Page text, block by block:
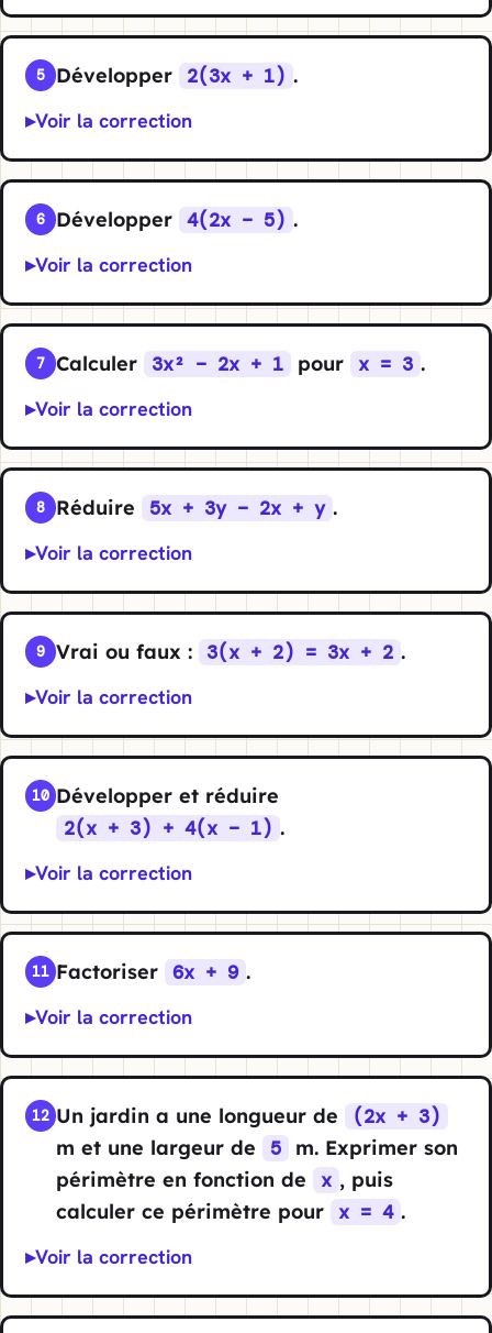
5 Développer 2(3x + 1) .
Voir la correction
6 Développer 4(2x − 5) .
Voir la correction
7 Calculer 3x² − 2x + 1 pour x = 3 .
Voir la correction
8 Réduire 5x + 3y − 2x + y .
Voir la correction
9 Vrai ou faux : 3(x + 2) = 3x + 2 .
Voir la correction
10 Développer et réduire
2(x + 3) + 4(x − 1) .
Voir la correction
11 Factoriser 6x + 9 .
Voir la correction
12 Un jardin a une longueur de (2x + 3)
m et une largeur de 5
m. Exprimer son
périmètre en fonction de
x , puis
calculer ce périmètre pour
x = 4 .
Voir la correction